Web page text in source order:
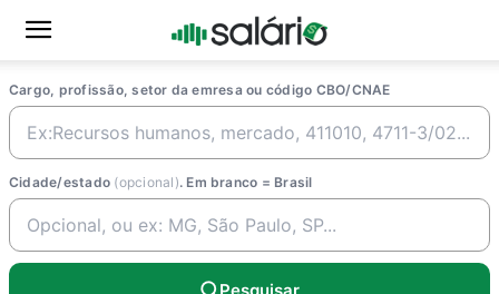
Cargo, profissão, setor da emresa ou código CBO/CNAE
Cidade/estado (opcional). Em branco = Brasil
Pesquisar